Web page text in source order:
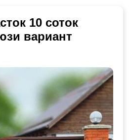
10 соток
вариант